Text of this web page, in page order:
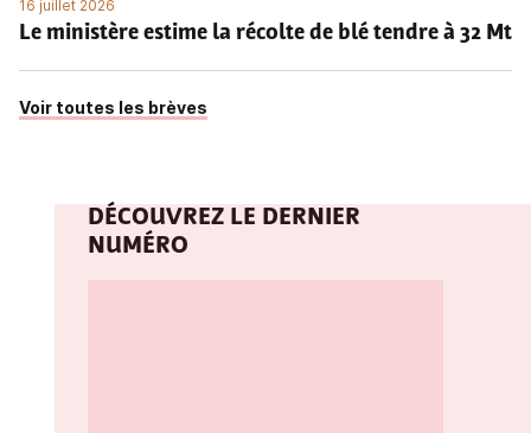
16 juillet 2026
Le ministère estime la récolte de blé tendre à 32 Mt
Voir toutes les brèves
DÉCOUVREZ LE DERNIER
NUMÉRO